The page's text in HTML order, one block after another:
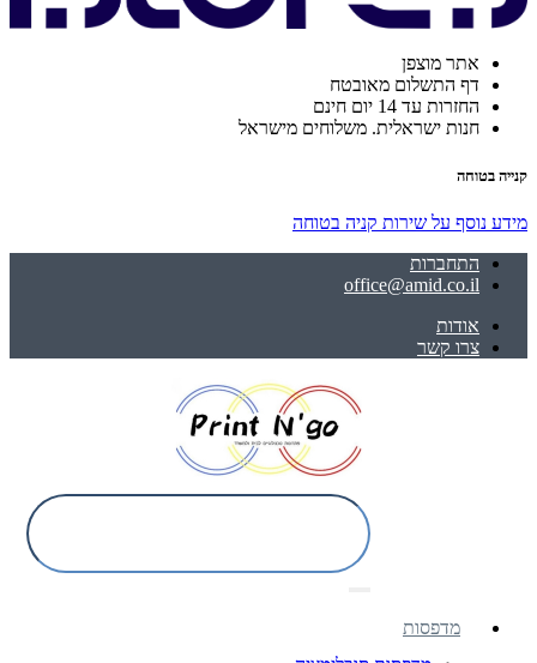
אתר מוצפן
דף התשלום מאובטח
החזרות עד 14 יום חינם
חנות ישראלית. משלוחים מישראל
קנייה בטוחה
מידע נוסף על שירות קניה בטוחה
התחברות
office@amid.co.il
אודות
צרו קשר
מדפסות